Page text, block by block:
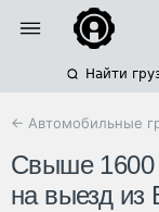
Найти
← Автомобильные
Свыше 1600
на выезд из